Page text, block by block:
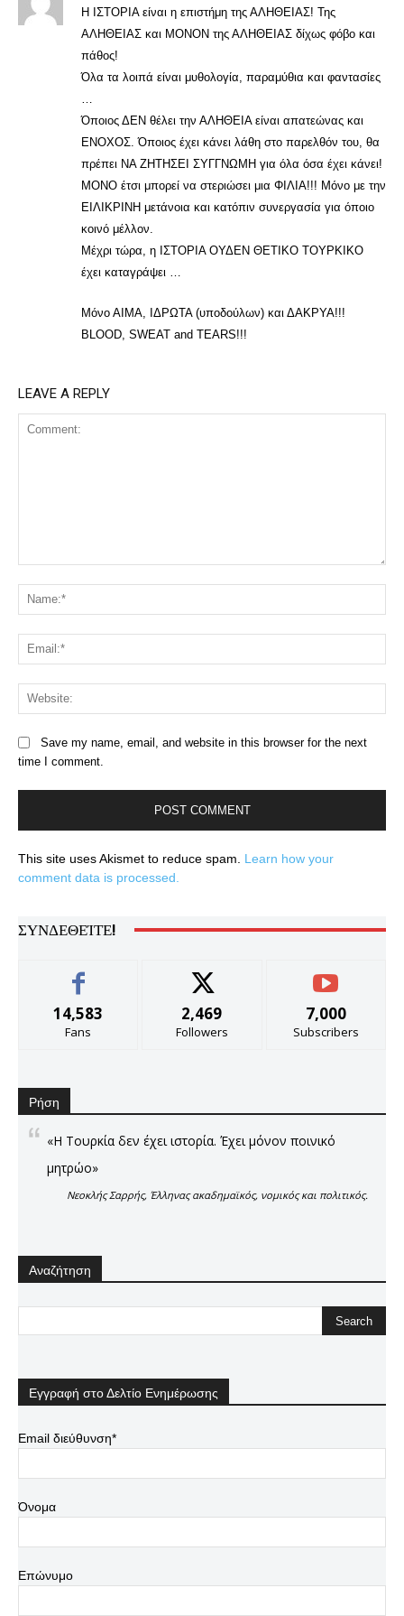
Η ΙΣΤΟΡΙΑ είναι η επιστήμη της ΑΛΗΘΕΙΑΣ! Της
ΑΛΗΘΕΙΑΣ και ΜΟΝΟΝ της ΑΛΗΘΕΙΑΣ δίχως φόβο και
πάθος!
Όλα τα λοιπά είναι μυθολογία, παραμύθια και φαντασίες
Όποιος ΔΕΝ θέλει την ΑΛΗΘΕΙΑ είναι απατεώνας και
ΕΝΟΧΟΣ. Όποιος έχει κάνει λάθη στο παρελθόν του, θα
πρέπει ΝΑ ΖΗΤΗΣΕΙ ΣΥΓΓΝΩΜΗ για όλα όσα έχει κάνει!
ΜΟΝΟ έτσι μπορεί να στεριώσει μια ΦΙΛΙΑ!!! Μόνο με την
ΕΙΛΙΚΡΙΝΗ μετάνοια και κατόπιν συνεργασία για όποιο
κοινό μέλλον.
Μέχρι τώρα, η ΙΣΤΟΡΙΑ ΟΥΔΕΝ ΘΕΤΙΚΟ ΤΟΥΡΚΙΚΟ
έχει καταγράψει …
Μόνο ΑΙΜΑ, ΙΔΡΩΤΑ (υποδούλων) και ΔΑΚΡΥΑ!!!
BLOOD, SWEAT and TEARS!!!
LEAVE A REPLY
Save my name, email, and website in this browser for the next
time I comment.
This site uses Akismet to reduce spam. Learn how your
comment data is processed.
ΣΥΝΔΕΘΕΊΤΕ!
14,583
Fans
2,469
Followers
7,000
Subscribers
Ρήση
«Η Τουρκία δεν έχει ιστορία. Έχει μόνον ποινικό
μητρώο»
Νεοκλής Σαρρής, Έλληνας ακαδημαϊκός, νομικός και πολιτικός.
Αναζήτηση
Εγγραφή στο Δελτίο Ενημέρωσης
Email διεύθυνση*
Όνομα
Επώνυμο